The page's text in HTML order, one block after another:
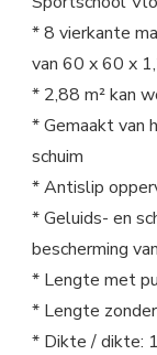
* 8 vierkante
van 60 x 60 x
* 2,88 m² kan
* Gemaakt van
schuim
* Antislip
* Geluids- en
bescherming
* Lengte met
* Lengte
* Dikte / dikte: